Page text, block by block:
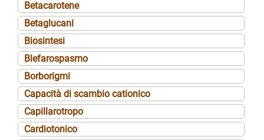
Betacarotene
Betaglucani
Biosintesi
Blefarospasmo
Borborigmi
Capacità di scambio cationico
Capillarotropo
Cardiotonico